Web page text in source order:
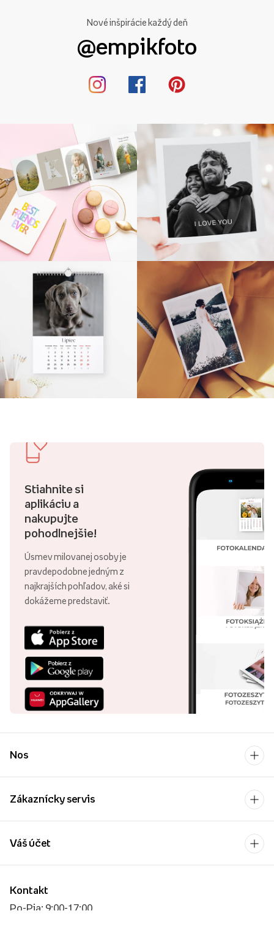
Nové inšpirácie každý deň
@empikfoto
Stiahnite si
aplikáciu a
nakupujte
pohodlnejšie!
Úsmev milovanej osoby je
pravdepodobne jedným z
najkrajších pohľadov, aké si
dokážeme predstaviť.
Nos
Zákaznícky servis
Kontakt
Po-Pia: 9:00-17:00
Váš účet